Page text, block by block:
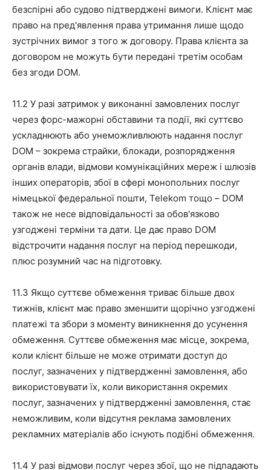
безспірні або судово підтверджені вимоги. Клієнт має
право на пред'явлення права утримання лише щодо
зустрічних вимог з того ж договору. Права клієнта за
договором не можуть бути передані третім особам
без згоди DOM.
11.2 У разі затримок у виконанні замовлених послуг
через форс-мажорні обставини та події, які суттєво
ускладнюють або унеможливлюють надання послуг
DOM – зокрема страйки, блокади, розпорядження
органів влади, відмови комунікаційних мереж і шлюзів
інших операторів, збої в сфері монопольних послуг
німецької федеральної пошти, Telekom тощо – DOM
також не несе відповідальності за обов'язково
узгоджені терміни та дати. Це дає право DOM
відстрочити надання послуг на період перешкоди,
плюс розумний час на підготовку.
11.3 Якщо суттєве обмеження триває більше двох
тижнів, клієнт має право зменшити щорічно узгоджені
платежі та збори з моменту виникнення до усунення
обмеження. Суттєве обмеження має місце, зокрема,
коли клієнт більше не може отримати доступ до
послуг, зазначених у підтвердженні замовлення, або
використовувати їх, коли використання окремих
послуг, зазначених у підтвердженні замовлення, стає
неможливим, коли відсутня реклама замовлених
рекламних матеріалів або існують подібні обмеження.
11.4 У разі відмови послуг через збої, що не підпадають